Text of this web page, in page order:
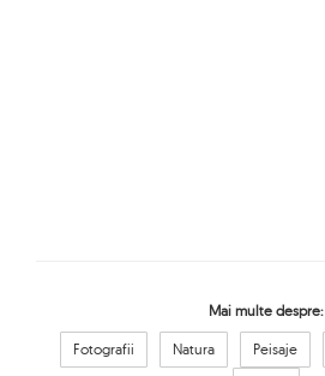
Mai multe despre:
Fotografii Natura Peisaje